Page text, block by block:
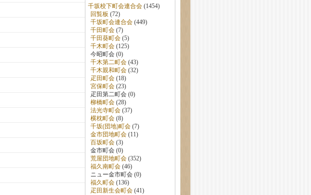
千坂校下町会連合会(1454)
回覧板 (72)
千坂町会連合会(449)
千田町会(7)
千田葵町会(5)
千木町会(125)
今昭町会 (0)
千木第二町会(43)
千木親和町会(32)
疋田町会(18)
宮保町会(23)
疋田第二町会 (0)
柳橋町会(28)
法光寺町会(37)
横枕町会(8)
千坂(団地)町会(7)
金市団地町会(11)
百坂町会(3)
金市町会 (0)
荒屋団地町会(352)
福久南町会(46)
ニュー金市町会 (0)
福久町会(136)
疋田新生会町会(41)